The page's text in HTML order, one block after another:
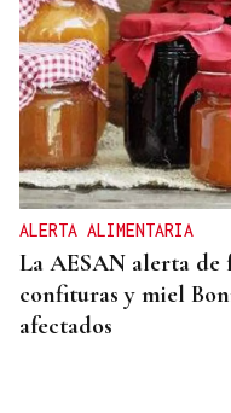
ALERTA ALIMENTARIA
La AESAN alerta de
confituras y miel
afectados